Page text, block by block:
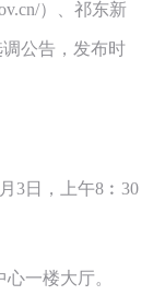
）、祁东新
调公告，发布时
3日，上午8︰30
一楼大厅。